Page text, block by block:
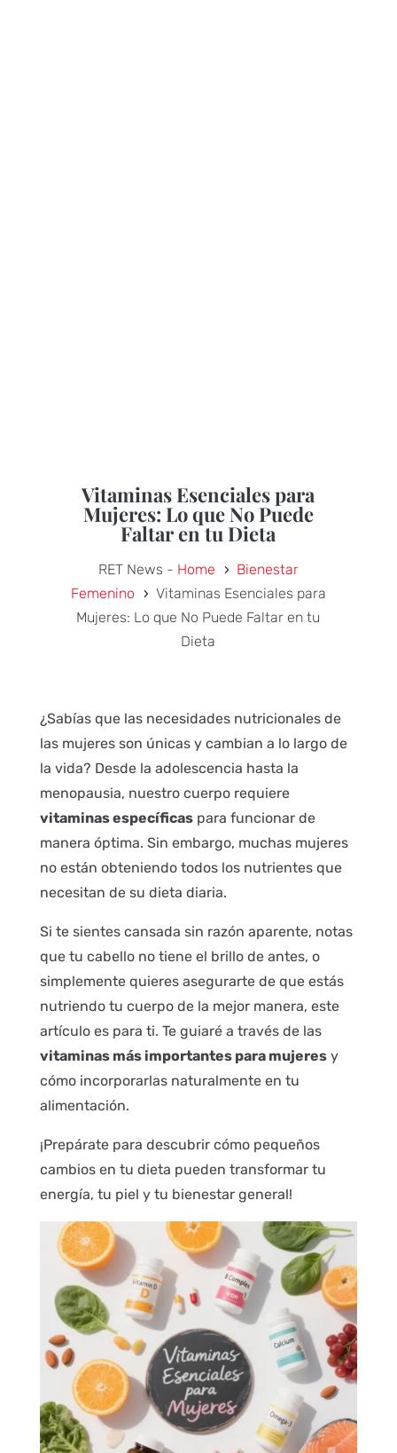
Vitaminas Esenciales para
Mujeres: Lo que No Puede
Faltar en tu Dieta
RET News - Home 5
Bienestar
Femenino
5 Vitaminas Esenciales para
Mujeres: Lo que No Puede Faltar en tu
Dieta
¿Sabías que las necesidades nutricionales de
las mujeres son únicas y cambian a lo largo de
la vida? Desde la adolescencia hasta la
menopausia, nuestro cuerpo requiere
vitaminas específicaspara funcionar de
manera óptima. Sin embargo, muchas mujeres
no están obteniendo todos los nutrientes que
necesitan de su dieta diaria.
Si te sientes cansada sin razón aparente, notas
que tu cabello no tiene el brillo de antes, o
simplemente quieres asegurarte de que estás
nutriendo tu cuerpo de la mejor manera, este
artículo es para ti. Te guiaré a través de las
vitaminas más importantes para mujeresy
cómo incorporarlas naturalmente en tu
alimentación.
¡Prepárate para descubrir cómo pequeños
cambios en tu dieta pueden transformar tu
energía, tu piel y tu bienestar general!